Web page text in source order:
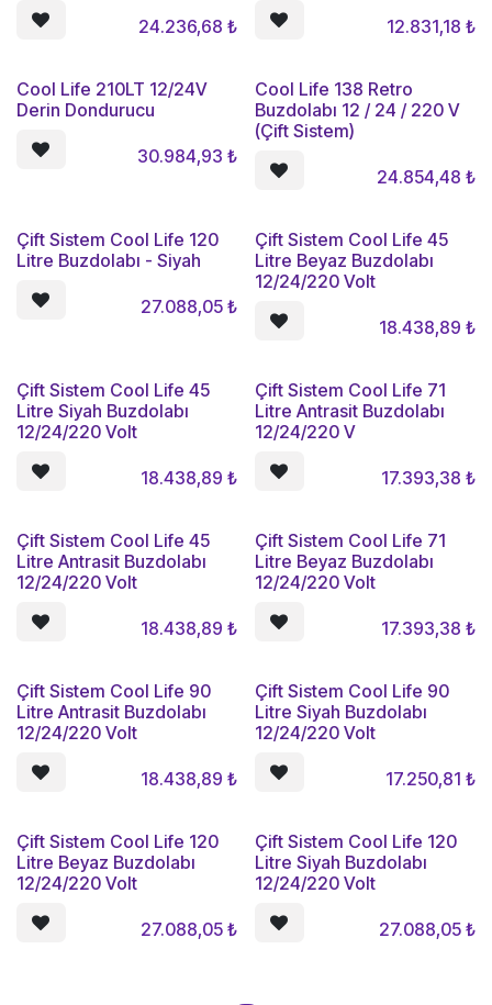
24.236,68 ₺ 12.831,18 ₺
Cool Life 210LT 12/24V
Derin Dondurucu
30.984,93 ₺
Cool Life 138 Retro
Buzdolabı 12 / 24 / 220 V
(Çift Sistem)
24.854,48 ₺
Çift Sistem Cool Life 120
Litre Buzdolabı - Siyah
27.088,05₺
Çift Sistem Cool Life 45
Litre Beyaz Buzdolabı
12/24/220 Volt
18.438,89 ₺
Çift Sistem Cool Life 45
Litre Siyah Buzdolabı
12/24/220 Volt
18.438,89 ₺
Çift Sistem Cool Life 71
Litre Antrasit Buzdolabı
12/24/220 V
17.393,38 ₺
Çift Sistem Cool Life 45
Litre Antrasit Buzdolabı
12/24/220 Volt
18.438,89 ₺
Çift Sistem Cool Life 71
Litre Beyaz Buzdolabı
12/24/220 Volt
17.393,38 ₺
Çift Sistem Cool Life 90
Litre Antrasit Buzdolabı
12/24/220 Volt
18.438,89 ₺
Çift Sistem Cool Life 90
Litre Siyah Buzdolabı
12/24/220 Volt
17.250,81 ₺
Çift Sistem Cool Life 120
Litre Beyaz Buzdolabı
12/24/220 Volt
27.088,05₺
Çift Sistem Cool Life 120
Litre Siyah Buzdolabı
12/24/220 Volt
27.088,05₺